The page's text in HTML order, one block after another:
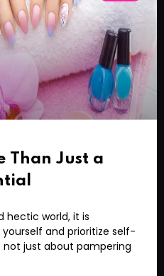
Than Just a
hectic world, it is
and prioritize self-
just about pampering